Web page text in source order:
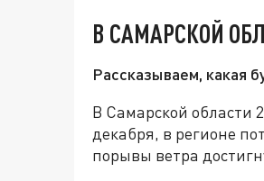
В САМАРСКОЙ
Рассказываем, какая
В Самарской области
декабря, в регионе
порывы ветра